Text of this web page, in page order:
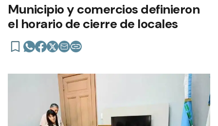
Municipio y comercios definieron
el horario de cierre de locales